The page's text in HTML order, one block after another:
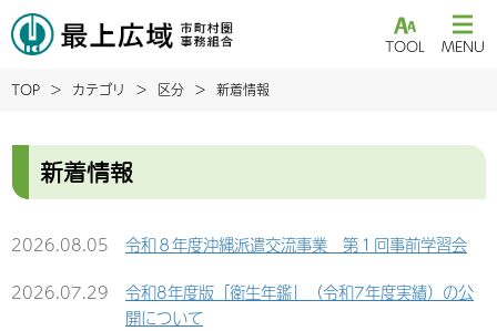
TOOL MENU
TOP カテゴリ 区分 新着情報
新着情報
2026.08.05
令和８年度沖縄派遣交流事業 第１回事前学習会
2026.07.29
令和8年度版「衛生年鑑」（令和7年度実績）の公
開について